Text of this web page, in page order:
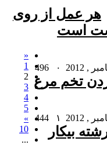
هر عمل از روی
است
۰
تخم مرغ
۱
بیکار
«
1
2
3
4
5
»
10
...